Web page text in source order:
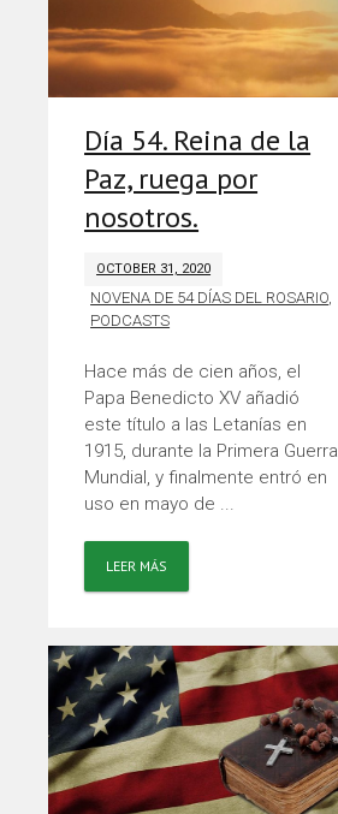
Día 54. Reina de la
Paz, ruega por
nosotros.
OCTOBER 31, 2020
NOVENA DE 54 DÍAS DEL ROSARIO,
PODCASTS
Hace más de cien años, el
Papa Benedicto XV añadió
este título a las Letanías en
1915, durante la Primera Guerra
Mundial, y finalmente entró en
uso en mayo de ...
LEER MÁS